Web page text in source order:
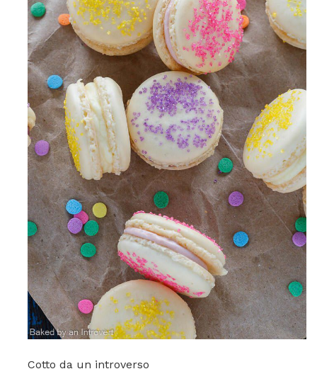
Cotto da un introverso